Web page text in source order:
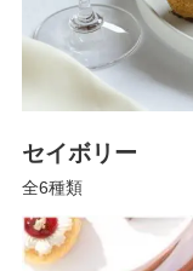
セイボリー
全6種類